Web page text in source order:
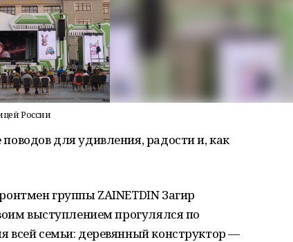
России
для удивления, радости и, как
группы ZAINETDIN Загир
выступлением прогулялся по
семьи: деревянный конструктор —